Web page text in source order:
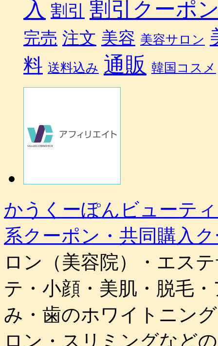
入 割引 割引クーポ
完売 注文 美容 美容サロン
料 送料込み 通販 韓国コスメ
かうくーぽんビューテ
系クーポン・共同購入
ロン（美容院）・エス
テ・小顔・美肌・脱毛
み・歯のホワイトニン
ロン・スリミングなど